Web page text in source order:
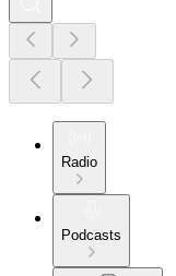
Radio
Podcasts